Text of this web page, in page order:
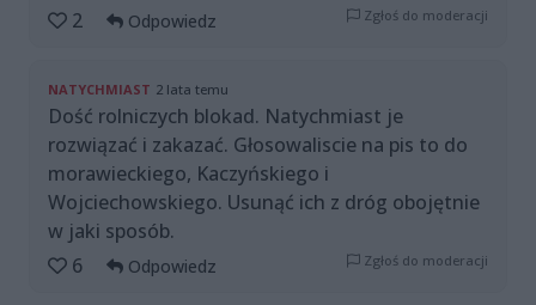
2
Odpowiedz Zgłoś do moderacji
NATYCHMIAST 2 lata temu
Dość rolniczych blokad. Natychmiast je
rozwiązać i zakazać. Głosowaliscie na pis to do
morawieckiego, Kaczyńskiego i
Wojciechowskiego. Usunąć ich z dróg obojętnie
w jaki sposób.
6
Odpowiedz Zgłoś do moderacji